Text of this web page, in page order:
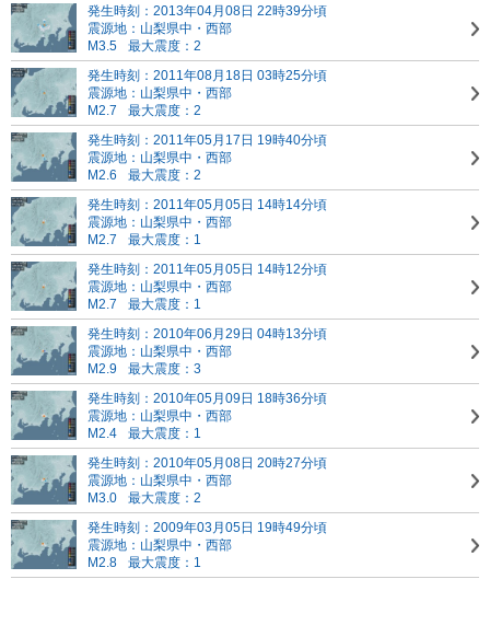
発生時刻：2013年04月08日 22時39分頃
震源地：山梨県中・西部
M3.5
最大震度：2
発生時刻：2011年08月18日 03時25分頃
震源地：山梨県中・西部
M2.7
最大震度：2
発生時刻：2011年05月17日 19時40分頃
震源地：山梨県中・西部
M2.6
最大震度：2
発生時刻：2011年05月05日 14時14分頃
震源地：山梨県中・西部
M2.7
最大震度：1
発生時刻：2011年05月05日 14時12分頃
震源地：山梨県中・西部
M2.7
最大震度：1
発生時刻：2010年06月29日 04時13分頃
震源地：山梨県中・西部
M2.9
最大震度：3
発生時刻：2010年05月09日 18時36分頃
震源地：山梨県中・西部
M2.4
最大震度：1
発生時刻：2010年05月08日 20時27分頃
震源地：山梨県中・西部
M3.0
最大震度：2
発生時刻：2009年03月05日 19時49分頃
震源地：山梨県中・西部
M2.8
最大震度：1